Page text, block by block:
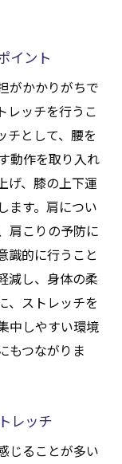
イント
がかかりがちで
レッチを行うこ
チとして、腰を
動作を取り入れ
げ、膝の上下運
ます。肩につい
肩こりの予防に
識的に行うこと
減し、身体の柔
、ストレッチを
中しやすい環境
もつながりま
レッチ
じることが多い